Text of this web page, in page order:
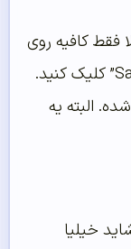
فقط کافیه روی
دکمه‌ی ذخیره تغییرات یا “Save Changes” کلیک کنید.
البته یه
خیلیا